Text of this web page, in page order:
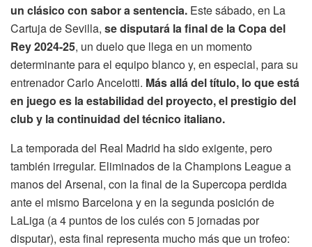
un clásico con sabor a sentencia. Este sábado, en La
Cartuja de Sevilla, se disputará la final de la Copa del
Rey 2024-25, un duelo que llega en un momento
determinante para el equipo blanco y, en especial, para su
entrenador Carlo Ancelotti. Más allá del título, lo que está
en juego es la estabilidad del proyecto, el prestigio del
club y la continuidad del técnico italiano.
La temporada del Real Madrid ha sido exigente, pero
también irregular. Eliminados de la Champions League a
manos del Arsenal, con la final de la Supercopa perdida
ante el mismo Barcelona y en la segunda posición de
LaLiga (a 4 puntos de los culés con 5 jornadas por
disputar), esta final representa mucho más que un trofeo: